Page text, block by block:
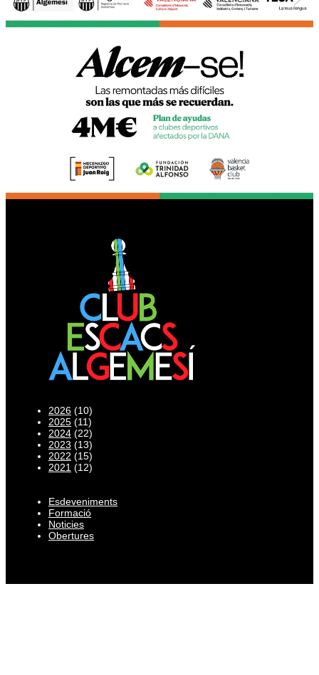
2026 (10)
2025 (11)
2024 (22)
2023 (13)
2022 (15)
2021 (12)
Esdeveniments
Formació
Noticies
Obertures